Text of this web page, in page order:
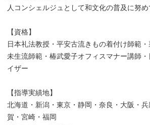
人コンシェルジュとして和文化の普及に努め
【資格】
日本礼法教授・平安古流きもの着付け師範
未生流師範・椿武愛子オフィスマナー講師
イザー
【指導実績地】
北海道・新潟・東京・静岡・奈良・大阪・
賀・宮崎・福岡